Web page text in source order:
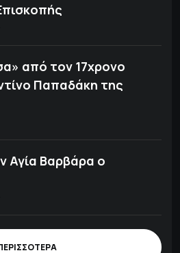
από τον 17χρονο
Παπαδάκη της
Αγία Βαρβάρα ο